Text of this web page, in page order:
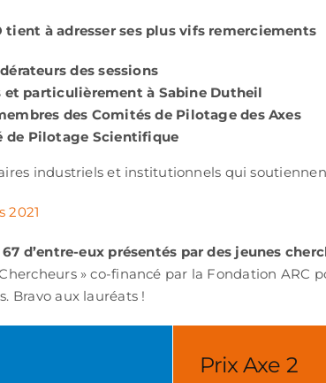
tient à adresser ses plus vifs remerciements
des sessions
particulièrement à Sabine Dutheil
des Comités de Pilotage des Axes
de Pilotage Scientifique
industriels et institutionnels qui
2021
d’entre-eux présentés par des jeunes
» co-financé par la Fondation
Bravo aux lauréats !
Prix Axe 2